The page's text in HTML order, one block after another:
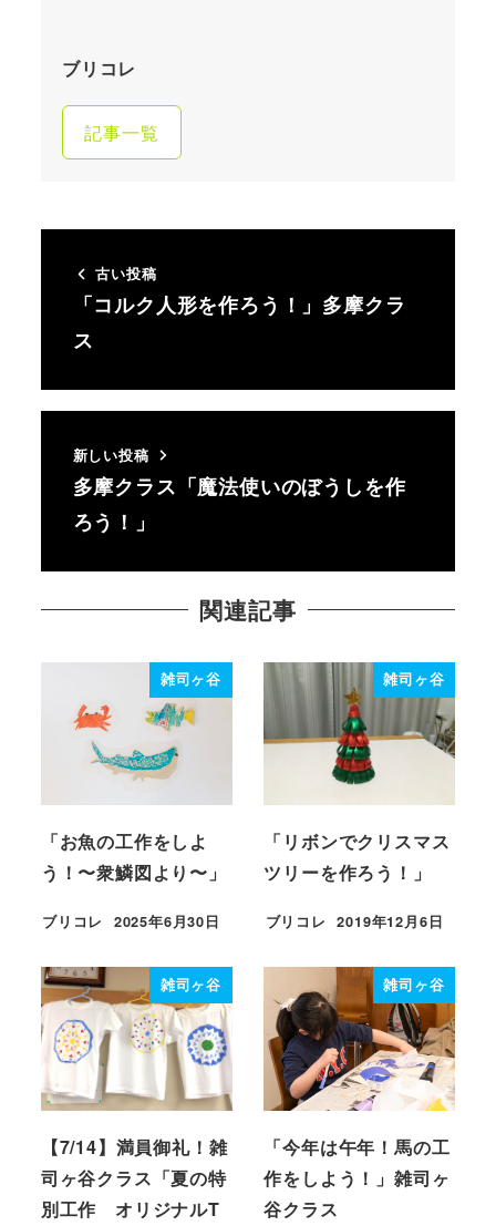
ブリコレ
記事一覧
古い投稿
「コルク人形を作ろう！」多摩クラ
ス
新しい投稿
多摩クラス「魔法使いのぼうしを作
ろう！」
関連記事
雑司ヶ谷
「お魚の工作をしよ
う！〜衆鱗図より〜」
ブリコレ
投稿日
2025年6月30日
雑司ヶ谷
「リボンでクリスマス
ツリーを作ろう！」
ブリコレ
投稿日
2019年12月6日
雑司ヶ谷
【7/14】満員御礼！雑
司ヶ谷クラス「夏の特
別工作 オリジナルT
雑司ヶ谷
「今年は午年！馬の工
作をしよう！」雑司ヶ
谷クラス